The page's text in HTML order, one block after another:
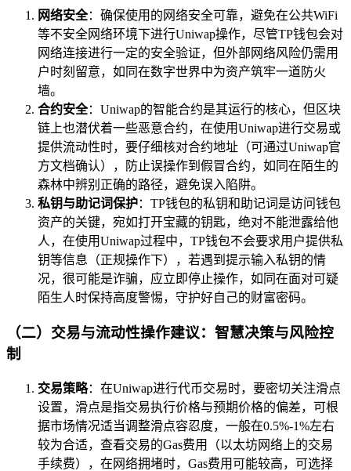
网络安全：确保使用的网络安全可靠，避免在公共WiFi
等不安全网络环境下进行Uniwap操作，尽管TP钱包会对
网络连接进行一定的安全验证，但外部网络风险仍需用
户时刻留意，如同在数字世界中为资产筑牢一道防火
墙。
合约安全：Uniwap的智能合约是其运行的核心，但区块
链上也潜伏着一些恶意合约，在使用Uniwap进行交易或
提供流动性时，要仔细核对合约地址（可通过Uniwap官
方文档确认），防止误操作到假冒合约，如同在陌生的
森林中辨别正确的路径，避免误入陷阱。
私钥与助记词保护：TP钱包的私钥和助记词是访问钱包
资产的关键，宛如打开宝藏的钥匙，绝对不能泄露给他
人，在使用Uniwap过程中，TP钱包不会要求用户提供私
钥等信息（正规操作下），若遇到提示输入私钥的情
况，很可能是诈骗，应立即停止操作，如同在面对可疑
陌生人时保持高度警惕，守护好自己的财富密码。
（二）交易与流动性操作建议：智慧决策与风险控
制
交易策略：在Uniwap进行代币交易时，要密切关注滑点
设置，滑点是指交易执行价格与预期价格的偏差，可根
据市场情况适当调整滑点容忍度，一般在0.5%-1%左右
较为合适，查看交易的Gas费用（以太坊网络上的交易
手续费），在网络拥堵时，Gas费用可能较高，可选择